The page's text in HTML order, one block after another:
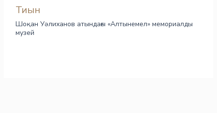
Тиын
Шоқан Уәлиханов атындағы «Алтынемел» мемориалды
музей